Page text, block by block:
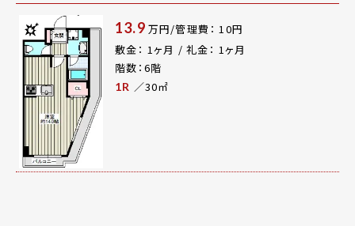
13.9 万円/管理費： 10円
敷金： 1ヶ月 / 礼金： 1ヶ月
階数：6階
1R ／30㎡